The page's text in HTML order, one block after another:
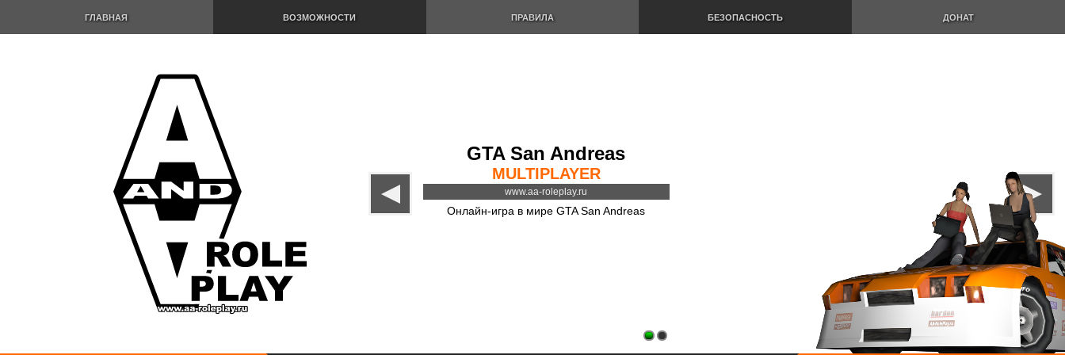
ГЛАВНАЯ ВОЗМОЖНОСТИ ПРАВИЛА БЕЗОПАСНОСТЬ ДОНАТ
GTA San Andreas
MULTIPLAYER
Онлайн-игра в мире GTA San Andreas
www.aa-roleplay.ru